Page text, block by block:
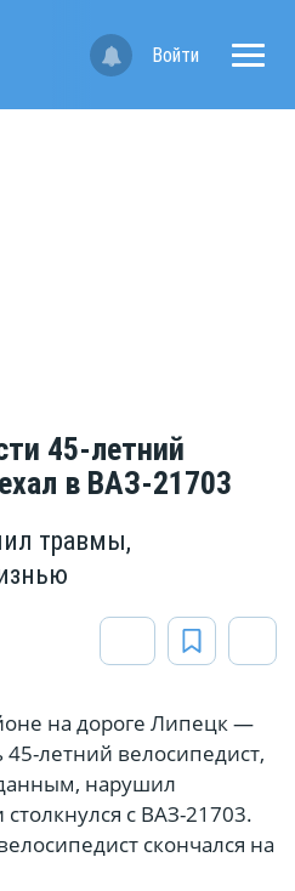
Войти
45-летний
в ВАЗ-21703
травмы,
на дороге Липецк —
летний велосипедист,
нарушил
с ВАЗ-21703.
скончался на